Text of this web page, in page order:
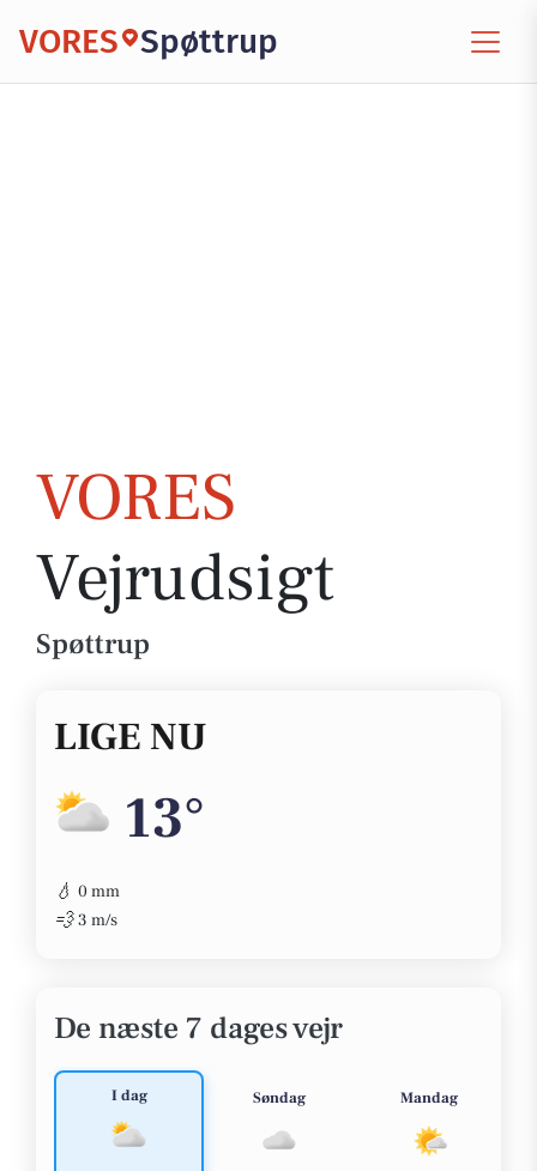
VORES Spøttrup
VORES
Vejrudsigt
Spøttrup
LIGE NU
13°
💧 0 mm
💨 3 m/s
De næste 7 dages vejr
I dag Søndag Mandag